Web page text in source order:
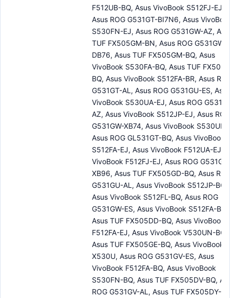
F512UB-BQ, Asus VivoBook S512FJ-EJ,
Asus ROG G531GT-BI7N6, Asus
S530FN-EJ, Asus ROG G531GW-AZ,
TUF FX505GM-BN, Asus ROG G531GW-
DB76, Asus TUF FX505GM-BQ, Asus
VivoBook S530FA-BQ, Asus TUF
BQ, Asus VivoBook S512FA-BR, Asus
G531GT-AL, Asus ROG G531GU-ES, Asus
VivoBook S530UA-EJ, Asus ROG
AZ, Asus VivoBook S512JP-EJ, Asus ROG
G531GW-XB74, Asus VivoBook S530UF-
Asus ROG GL531GT-BQ, Asus VivoBook
S512FA-EJ, Asus VivoBook F512UA-EJ,
VivoBook F512FJ-EJ, Asus ROG
XB96, Asus TUF FX505GD-BQ, Asus
G531GU-AL, Asus VivoBook S512JP-BQ,
Asus VivoBook S512FL-BQ, Asus ROG
G531GW-ES, Asus VivoBook S512FA-BQ,
Asus TUF FX505DD-BQ, Asus VivoBook
F512FA-EJ, Asus VivoBook V530UN-BQ,
Asus TUF FX505GE-BQ, Asus VivoBook
X530U, Asus ROG G531GV-ES, Asus
VivoBook F512FA-BQ, Asus VivoBook
S530FN-BQ, Asus TUF FX505DV-BQ,
ROG G531GV-AL, Asus TUF FX505DY-